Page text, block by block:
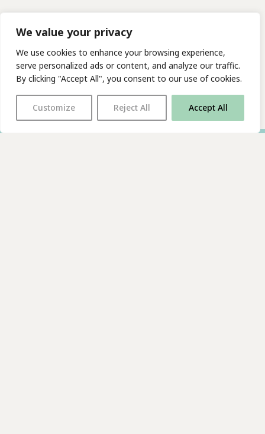
We value your privacy
We use cookies to enhance your browsing experience,
serve personalized ads or content, and analyze our traffic.
By clicking "Accept All", you consent to our use of cookies.
Customize Reject All Accept All